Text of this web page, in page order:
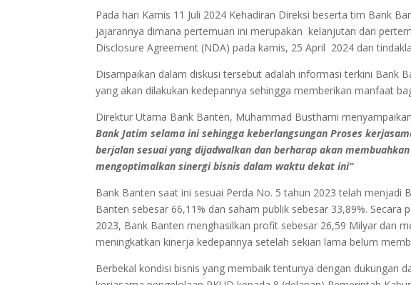
Pada hari Kamis 11 Juli 2024 Kehadiran Direksi beserta tim Bank
jajarannya dimana pertemuan ini merupakan kelanjutan dari
Disclosure Agreement (NDA) pada kamis, 25 April 2024 dan
Disampaikan dalam diskusi tersebut adalah informasi terkini Bank
yang akan dilakukan kedepannya sehingga memberikan manfaat
Direktur Utama Bank Banten, Muhammad Busthami
Bank Jatim selama ini sehingga keberlangsungan Proses
berjalan sesuai yang dijadwalkan dan berharap akan
mengoptimalkan sinergi bisnis dalam waktu dekat ini“
Bank Banten saat ini sesuai Perda No. 5 tahun 2023 telah menjadi
Banten sebesar 66,11% dan saham publik sebesar 33,89%.
2023, Bank Banten menghasilkan profit sebesar 26,59 Milyar dan
meningkatkan kinerja kedepannya setelah sekian lama belum
Berbekal kondisi bisnis yang membaik tentunya dengan dukungan